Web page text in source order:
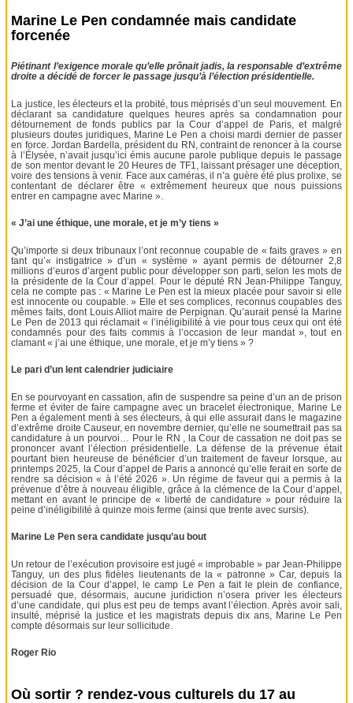
Marine Le Pen condamnée mais candidate
forcenée
Piétinant l’exigence morale qu’elle prônait jadis, la responsable d’extrême
droite a décidé de forcer le passage jusqu’à l’élection présidentielle.
La justice, les électeurs et la probité, tous méprisés d’un seul mouvement. En
déclarant sa candidature quelques heures après sa condamnation pour
détournement de fonds publics par la Cour d’appel de Paris, et malgré
plusieurs doutes juridiques, Marine Le Pen a choisi mardi dernier de passer
en force. Jordan Bardella, président du RN, contraint de renoncer à la course
à l’Élysée, n’avait jusqu’ici émis aucune parole publique depuis le passage
de son mentor devant le 20 Heures de TF1, laissant présager une déception,
voire des tensions à venir. Face aux caméras, il n’a guère été plus prolixe, se
contentant de déclarer être « extrêmement heureux que nous puissions
entrer en campagne avec Marine ».
« J’ai une éthique, une morale, et je m’y tiens »
Qu’importe si deux tribunaux l’ont reconnue coupable de « faits graves » en
tant qu’« instigatrice » d’un « système » ayant permis de détourner 2,8
millions d’euros d’argent public pour développer son parti, selon les mots de
la présidente de la Cour d’appel. Pour le député RN Jean-Philippe Tanguy,
cela ne compte pas : « Marine Le Pen est la mieux placée pour savoir si elle
est innocente ou coupable. » Elle et ses complices, reconnus coupables des
mêmes faits, dont Louis Alliot maire de Perpignan. Qu’aurait pensé la Marine
Le Pen de 2013 qui réclamait « l’inéligibilité à vie pour tous ceux qui ont été
condamnés pour des faits commis à l’occasion de leur mandat », tout en
clamant « j’ai une éthique, une morale, et je m’y tiens » ?
Le pari d’un lent calendrier judiciaire
En se pourvoyant en cassation, afin de suspendre sa peine d’un an de prison
ferme et éviter de faire campagne avec un bracelet électronique, Marine Le
Pen a également menti à ses électeurs, à qui elle assurait dans le magazine
d’extrême droite Causeur, en novembre dernier, qu’elle ne soumettrait pas sa
candidature à un pourvoi… Pour le RN , la Cour de cassation ne doit pas se
prononcer avant l’élection présidentielle. La défense de la prévenue était
pourtant bien heureuse de bénéficier d’un traitement de faveur lorsque, au
printemps 2025, la Cour d’appel de Paris a annoncé qu’elle ferait en sorte de
rendre sa décision « à l’été 2026 ». Un régime de faveur qui a permis à la
prévenue d’être à nouveau éligible, grâce à la clémence de la Cour d’appel,
mettant en avant le principe de « liberté de candidature » pour réduire la
peine d’inéligibilité à quinze mois ferme (ainsi que trente avec sursis).
Marine Le Pen sera candidate jusqu’au bout
Un retour de l’exécution provisoire est jugé « improbable » par Jean-Philippe
Tanguy, un des plus fidèles lieutenants de la « patronne » Car, depuis la
décision de la Cour d’appel, le camp Le Pen a fait le plein de confiance,
persuadé que, désormais, aucune juridiction n’osera priver les électeurs
d’une candidate, qui plus est peu de temps avant l’élection. Après avoir sali,
insulté, méprisé la justice et les magistrats depuis dix ans, Marine Le Pen
compte désormais sur leur sollicitude.
Roger Rio
Où sortir ? rendez-vous culturels du 17 au